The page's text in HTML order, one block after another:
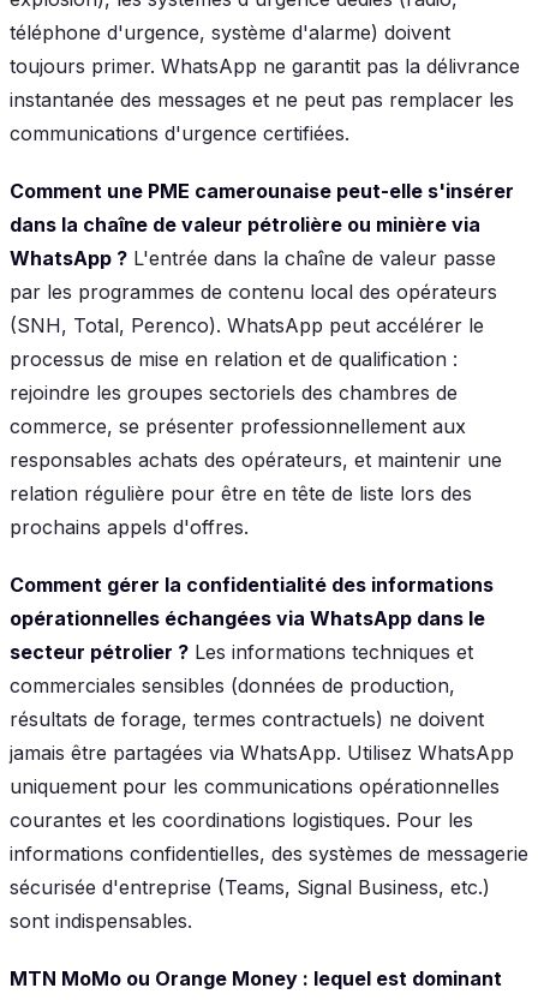
téléphone d'urgence, système d'alarme) doivent
toujours primer. WhatsApp ne garantit pas la délivrance
instantanée des messages et ne peut pas remplacer les
communications d'urgence certifiées.
Comment une PME camerounaise peut-elle s'insérer
dans la chaîne de valeur pétrolière ou minière via
WhatsApp ? L'entrée dans la chaîne de valeur passe
par les programmes de contenu local des opérateurs
(SNH, Total, Perenco). WhatsApp peut accélérer le
processus de mise en relation et de qualification :
rejoindre les groupes sectoriels des chambres de
commerce, se présenter professionnellement aux
responsables achats des opérateurs, et maintenir une
relation régulière pour être en tête de liste lors des
prochains appels d'offres.
Comment gérer la confidentialité des informations
opérationnelles échangées via WhatsApp dans le
secteur pétrolier ? Les informations techniques et
commerciales sensibles (données de production,
résultats de forage, termes contractuels) ne doivent
jamais être partagées via WhatsApp. Utilisez WhatsApp
uniquement pour les communications opérationnelles
courantes et les coordinations logistiques. Pour les
informations confidentielles, des systèmes de messagerie
sécurisée d'entreprise (Teams, Signal Business, etc.)
sont indispensables.
MTN MoMo ou Orange Money : lequel est dominant